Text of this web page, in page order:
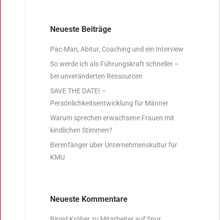
Neueste Beiträge
Pac-Man, Abitur, Coaching und ein Interview
So werde ich als Führungskraft schneller –
bei unveränderten Ressourcen
SAVE THE DATE! –
Persönlichkeitsentwicklung für Männer
Warum sprechen erwachsene Frauen mit
kindlichen Stimmen?
Berenfänger über Unternehmenskultur für
KMU
Neueste Kommentare